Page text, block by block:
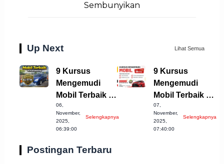
Sembunyikan
Up Next Lihat Semua
9 Kursus
Mengemudi
Mobil Terbaik di
Karawang yang
Wajib Dicoba!
06,
November,
2025,
06:39:00
Selengkapnya
9 Kursus
Mengemudi
Mobil Terbaik di
Indramayu yang
Wajib Dicoba!
07,
November,
2025,
07:40:00
Selengkapnya
Postingan Terbaru